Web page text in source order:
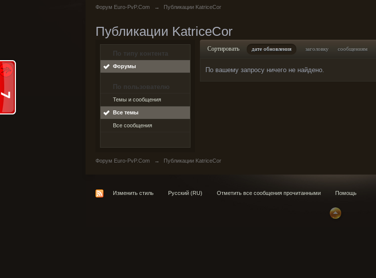
Форум Euro-PvP.Com → Публикации KatriceCor
Публикации KatriceCor
По типу контента
Форумы
По пользователю
Темы и сообщения
Все темы
Все сообщения
Сортировать дате обновления заголовку сообщениям
По вашему запросу ничего не найдено.
Форум Euro-PvP.Com → Публикации KatriceCor
Изменить стиль Русский (RU) Отметить все сообщения прочитанными Помощь